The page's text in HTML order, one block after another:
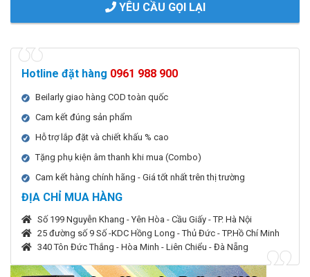
YÊU CẦU GỌI LẠI
Hotline đặt hàng 0961 988 900
Beilarly giao hàng COD toàn quốc
Cam kết đúng sản phẩm
Hỗ trợ lắp đặt và chiết khấu % cao
Tặng phụ kiện âm thanh khi mua (Combo)
Cam kết hàng chính hãng - Giá tốt nhất trên thị trường
ĐỊA CHỈ MUA HÀNG
Số 199 Nguyễn Khang - Yên Hòa - Cầu Giấy - TP. Hà Nội
25 đường số 9 Số -KDC Hồng Long - Thủ Đức - TP.Hồ Chí Minh
340 Tôn Đức Thắng - Hòa Minh - Liên Chiểu - Đà Nẵng